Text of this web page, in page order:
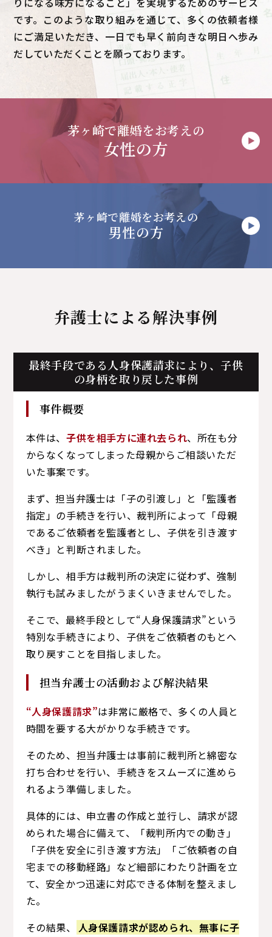
です。このような取り組みを通じて、多くの依頼者様
にご満足いただき、一日でも早く前向きな明日へ歩み
だしていただくことを願っております。
茅ヶ崎で離婚をお考えの
女性の方
茅ヶ崎で離婚をお考えの
男性の方
弁護士による解決事例
最終手段である人身保護請求により、子供
の身柄を取り戻した事例
事件概要
本件は、 子供を相手方に連れ去られ、所在も分
からなくなってしまった母親からご相談いただ
いた事案です。
まず、担当弁護士は「子の引渡し」と「監護者
指定」の手続きを行い、裁判所によって「母親
であるご依頼者を監護者とし、子供を引き渡す
べき」と判断されました。
しかし、相手方は裁判所の決定に従わず、強制
執行も試みましたがうまくいきませんでした。
そこで、最終手段として“人身保護請求”という
特別な手続きにより、子供をご依頼者のもとへ
取り戻すことを目指しました。
担当弁護士の活動および解決結果
“人身保護請求”は非常に厳格で、多くの人員と
時間を要する大がかりな手続きです。
そのため、担当弁護士は事前に裁判所と綿密な
打ち合わせを行い、手続きをスムーズに進めら
れるよう準備しました。
具体的には、申立書の作成と並行し、請求が認
められた場合に備えて、「裁判所内での動き」
「子供を安全に引き渡す方法」「ご依頼者の自
宅までの移動経路」など細部にわたり計画を立
て、安全かつ迅速に対応できる体制を整えまし
た。
その結果、
人身保護請求が認められ、無事に子